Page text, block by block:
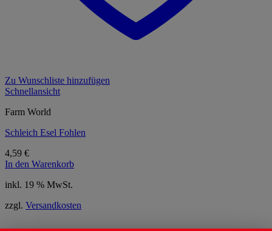
Zu Wunschliste hinzufügen
Schnellansicht
Farm World
Schleich Esel Fohlen
4,59 €
In den Warenkorb
inkl. 19 % MwSt.
zzgl. Versandkosten